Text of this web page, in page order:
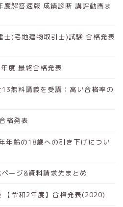
度解答速報 成績診断 講評動画ま
(宅地建物取引士)試験 合格発表
度 最終合格発表
無料講義を受講：高い合格率の
格発表
年齢の18歳への引き下げについ
ージ&資料請求先まとめ
【令和2年度】合格発表(2020)